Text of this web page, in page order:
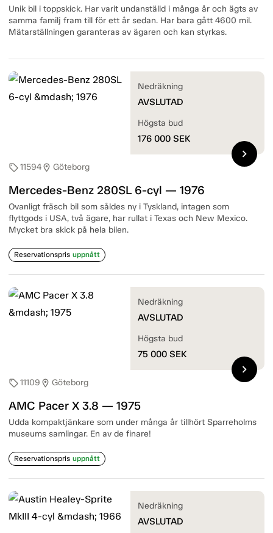
Unik bil i toppskick. Har varit undanställd i många år och ägts av
samma familj fram till för ett år sedan. Har bara gått 4600 mil.
Mätarställningen garanteras av ägaren och kan styrkas.
sell11594location_on Göteborg
Mercedes-Benz 280SL 6-cyl — 1976
Ovanligt fräsch bil som såldes ny i Tyskland, intagen som
flyttgods i USA, två ägare, har rullat i Texas och New Mexico.
Mycket bra skick på hela bilen.
Reservationspris uppnått
Nedräkning
AVSLUTAD
Högsta bud
176 000 SEK
chevron_right
sell11109 location_on Göteborg
AMC Pacer X 3.8 — 1975
Udda kompaktjänkare som under många år tillhört Sparreholms
museums samlingar. En av de finare!
Reservationspris uppnått
Nedräkning
AVSLUTAD
Högsta bud
75 000 SEK
chevron_right
Nedräkning
AVSLUTAD